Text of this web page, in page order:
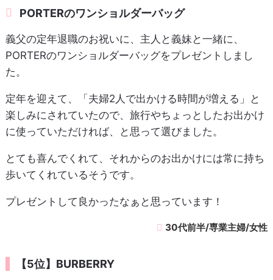
PORTERのワンショルダーバッグ
義父の定年退職のお祝いに、主人と義妹と一緒に、
PORTERのワンショルダーバッグをプレゼントしまし
た。
定年を迎えて、「夫婦2人で出かける時間が増える」と
楽しみにされていたので、旅行やちょっとしたお出かけ
に使っていただければ、と思って選びました。
とても喜んでくれて、それからのお出かけには常に持ち
歩いてくれているそうです。
プレゼントして良かったなぁと思っています！
30代前半/専業主婦/女性
【5位】BURBERRY